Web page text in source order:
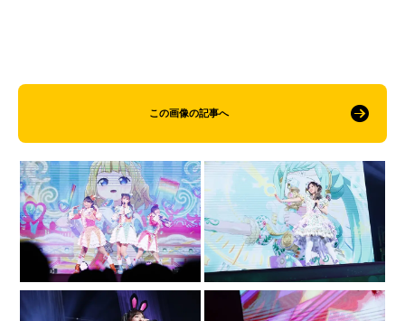
この画像の記事へ